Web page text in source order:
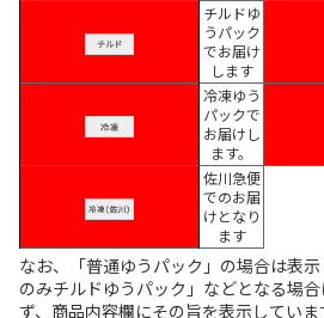
チルドゆ
うパック
でお届け
します
冷凍ゆう
パックで
お届けし
ます。
佐川急便
でのお届
けとなり
ます
なお、「普通ゆうパック」の場合は表
のみチルドゆうパック」などとなる場
ず、商品内容欄にその旨を表示していま